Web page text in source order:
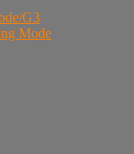
G3
Mode